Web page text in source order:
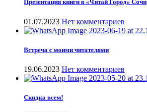
Презентация книги в «Читай Город» Сочи
01.07.2023 Нет комментариев
Встреча с моими читателями
19.06.2023 Нет комментариев
Скидка всем!